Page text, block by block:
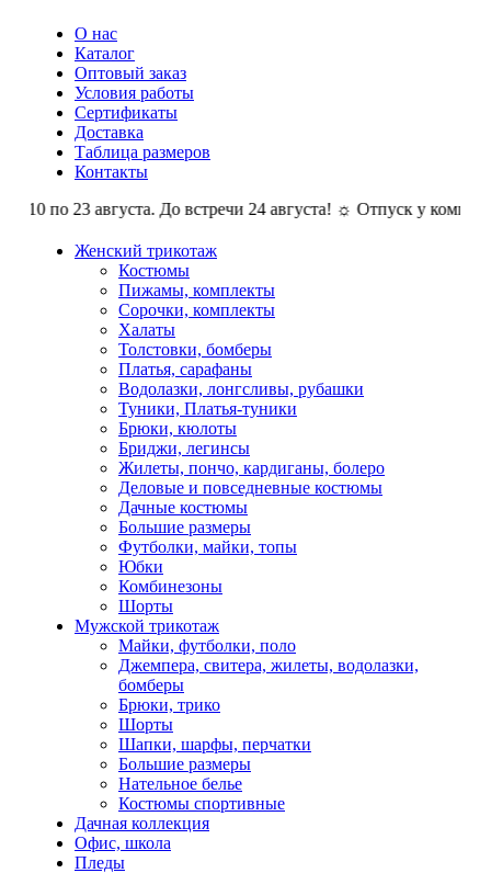
О нас
Каталог
Оптовый заказ
Условия работы
Сертификаты
Доставка
Таблица размеров
Контакты
23 августа. До встречи 24 августа! ☼ Отпуск у компании
Женский трикотаж
Костюмы
Пижамы, комплекты
Сорочки, комплекты
Халаты
Толстовки, бомберы
Платья, сарафаны
Водолазки, лонгсливы, рубашки
Туники, Платья-туники
Брюки, кюлоты
Бриджи, легинсы
Жилеты, пончо, кардиганы, болеро
Деловые и повседневные костюмы
Дачные костюмы
Большие размеры
Футболки, майки, топы
Юбки
Комбинезоны
Шорты
Мужской трикотаж
Майки, футболки, поло
Джемпера, свитера, жилеты, водолазки,
бомберы
Брюки, трико
Шорты
Шапки, шарфы, перчатки
Большие размеры
Нательное белье
Костюмы спортивные
Дачная коллекция
Офис, школа
Пледы